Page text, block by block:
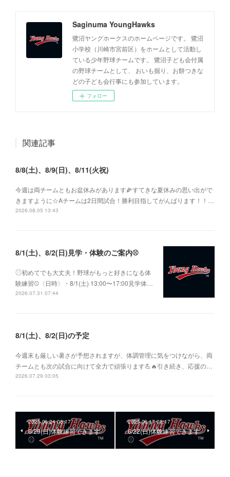
Saginuma YoungHawks
鷺沼ヤングホークスのホームページです。 鷺沼
小学校（川崎市宮前区）をホームとして活動し
ている少年野球チームです。 鷺沼子ども会付属
の野球チームとして、 おいも掘り、お餅つきな
どの子ども会行事にも参加しています。
フォロー
関連記事
8/8(土)、8/9(日)、8/11(火祝)
今週は両チームともお盆休みがあります🌽すてきな夏休みの思い出がで
きますように☆Aチームは2日間試合！勝利目指してがんばります！！…
2026.08.05 13:43
8/1(土)、8/2(日)見学・体験のご案内⚾️
⚾︎初めてでも大丈夫！野球がもっと好きになる体
験練習⚾〈日時〉・8/1(土) 13:00〜17:00見学体…
2026.07.31 07:44
8/1(土)、8/2(日)の予定
今週末も厳しい暑さが予想されますが、体調管理に気をつけながら、両
チームとも次の試合に向けて全力で頑張ります💪🔥引き続き、応援の…
2026.07.29 03:05
2025.06.24 08:17
6/29(日)体験練習できます
⚾︎
2025.06.17 08:17
6/22(日)体験練習できます
⚾︎